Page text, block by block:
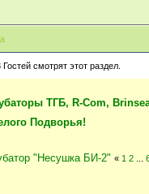
смотрят этот раздел.
ТГБ, R-Com,
Подворья!
"Несушка БИ-2" « 1 2